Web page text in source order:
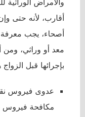
والأمراض
أقارب، لأنه حتى
أصحاء، يجب
معد أو وراثي، ومن
بإجرائها قبل
عدوى فيروس نقص
مكافحة فيروس